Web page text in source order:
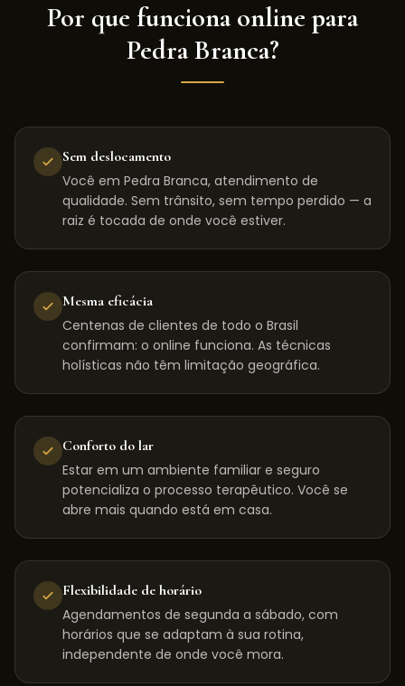
Por que funciona online para
Pedra Branca?
Sem deslocamento
Você em Pedra Branca, atendimento de
qualidade. Sem trânsito, sem tempo perdido — a
raiz é tocada de onde você estiver.
Mesma eficácia
Centenas de clientes de todo o Brasil
confirmam: o online funciona. As técnicas
holísticas não têm limitação geográfica.
Conforto do lar
Estar em um ambiente familiar e seguro
potencializa o processo terapêutico. Você se
abre mais quando está em casa.
Flexibilidade de horário
Agendamentos de segunda a sábado, com
horários que se adaptam à sua rotina,
independente de onde você mora.